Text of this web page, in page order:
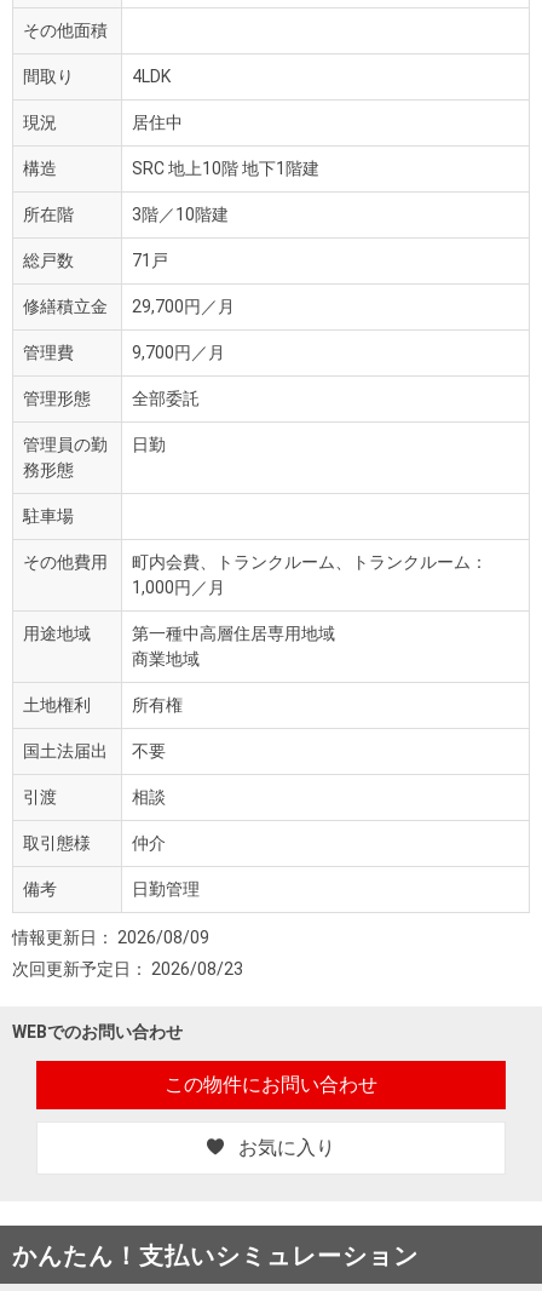
その他面積
間取り 4LDK
現況 居住中
構造 SRC 地上10階 地下1階建
所在階 3階／10階建
総戸数 71戸
管理費 9,700円／月
修繕積立金 29,700円／月
管理形態 全部委託
管理員の勤
務形態
日勤
駐車場
その他費用
町内会費、トランクルーム、トランクルーム：
1,000円／月
用途地域
第一種中高層住居専用地域
商業地域
土地権利 所有権
国土法届出 不要
引渡 相談
取引態様 仲介
備考 日勤管理
情報更新日：
2026/08/09
次回更新予定日：
2026/08/23
WEBでのお問い合わせ
この物件にお問い合わせ
お気に入り
かんたん！ 支払いシミュレーション